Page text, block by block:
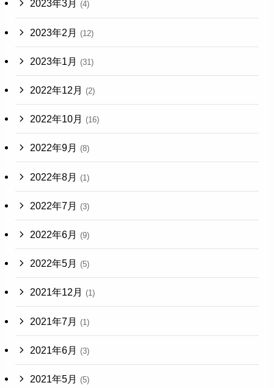
2023年3月 (4)
2023年2月 (12)
2023年1月 (31)
2022年12月 (2)
2022年10月 (16)
2022年9月 (8)
2022年8月 (1)
2022年7月 (3)
2022年6月 (9)
2022年5月 (5)
2021年12月 (1)
2021年7月 (1)
2021年6月 (3)
2021年5月 (5)